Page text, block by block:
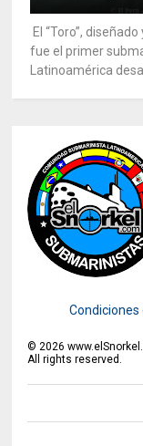
El “Toro”,
fue el primer
Latinoamérica
Condiciones
©2026
All rights reserved.